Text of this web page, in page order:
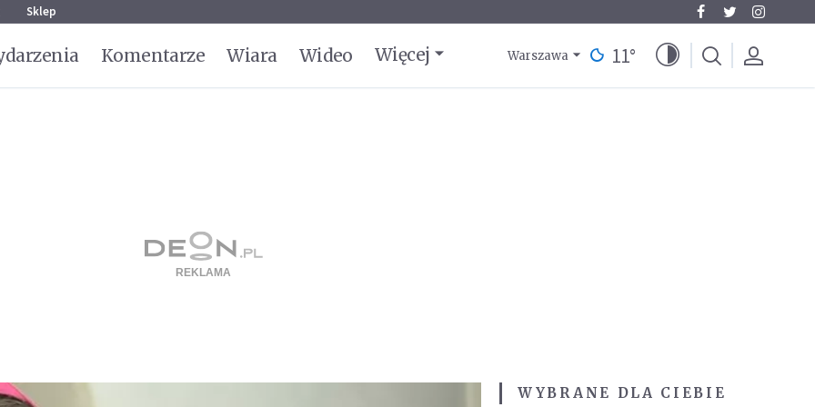
Sklep
Komentarze Wiara Wideo Więcej Warszawa 11°
WYBRANE DLA CIEBIE